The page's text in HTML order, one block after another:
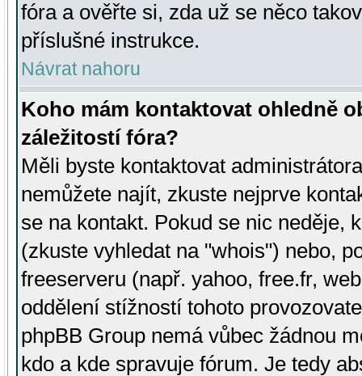
fóra a ověřte si, zda už se něco
příslušné instrukce.
Návrat nahoru
Koho mám kontaktovat ohledně
záležitostí fóra?
Měli byste kontaktovat
nemůžete najít, zkuste nejprve
se na kontakt. Pokud se nic neděje,
(zkuste vyhledat na "whois") nebo,
freeserveru (např. yahoo, free.fr,
oddělení stížností tohoto
phpBB Group nemá vůbec žádnou
kdo a kde spravuje fórum. Je tedy